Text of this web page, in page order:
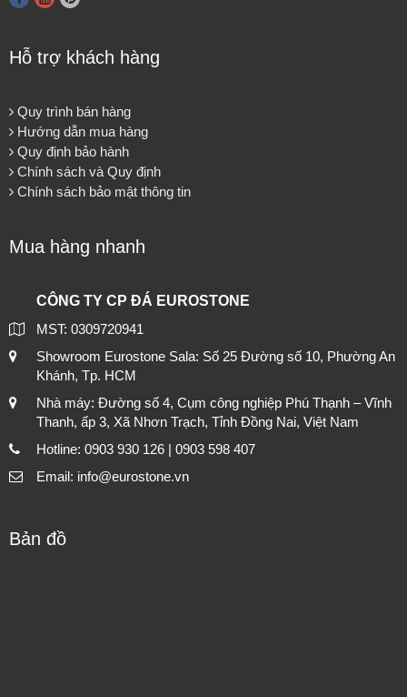
Hỗ trợ khách hàng
Quy trình bán hàng
Hướng dẫn mua hàng
Quy định bảo hành
Chính sách và Quy định
Chính sách bảo mật thông tin
Mua hàng nhanh
CÔNG TY CP ĐÁ EUROSTONE
MST: 0309720941
Showroom Eurostone Sala: Số 25 Đường số 10, Phường An
Khánh, Tp. HCM
Nhà máy: Đường số 4, Cụm công nghiệp Phú Thạnh – Vĩnh
Thanh, ấp 3, Xã Nhơn Trạch, Tỉnh Đồng Nai, Việt Nam
Hotline: 0903 930 126 | 0903 598 407
Email: info@eurostone.vn
Bản đồ